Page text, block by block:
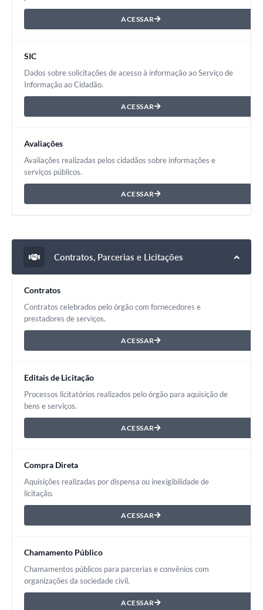
ACESSAR
SIC
Dados sobre solicitações de acesso à informação ao Serviço de
Informação ao Cidadão.
ACESSAR
Avaliações
Avaliações realizadas pelos cidadãos sobre informações e
serviços públicos.
ACESSAR
Contratos, Parcerias e Licitações
Contratos
Contratos celebrados pelo órgão com fornecedores e
prestadores de serviços.
ACESSAR
Editais de Licitação
Processos licitatórios realizados pelo órgão para aquisição de
bens e serviços.
ACESSAR
Compra Direta
Aquisições realizadas por dispensa ou inexigibilidade de
licitação.
ACESSAR
Chamamento Público
Chamamentos públicos para parcerias e convênios com
organizações da sociedade civil.
ACESSAR